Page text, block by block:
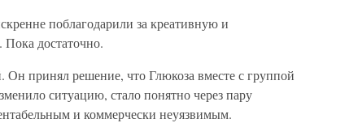
поблагодарили за креативную и
достаточно.
принял решение, что Глюкоза вместе с группой
ситуацию, стало понятно через пару
и коммерчески неуязвимым.